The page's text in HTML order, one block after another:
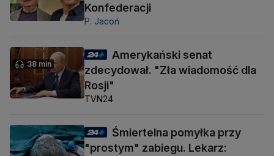
Konfederacji
P. Jacoń
38 min
Amerykański senat
zdecydował. "Zła wiadomość dla
Rosji"
TVN24
Śmiertelna pomyłka przy
"prostym" zabiegu. Lekarz: